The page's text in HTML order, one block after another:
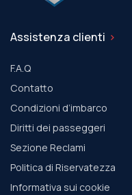
Assistenza clienti
F.A.Q
Contatto
Condizioni d’imbarco
Diritti dei passeggeri
Sezione Reclami
Politica di Riservatezza
Informativa sui cookie